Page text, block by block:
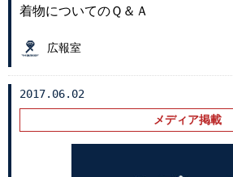
着物についてのＱ＆Ａ
広報室
2017.06.02
メディア掲載